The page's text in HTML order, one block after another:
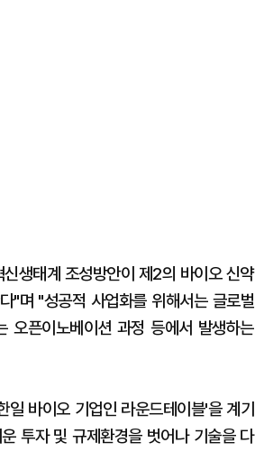
생태계 조성방안이 제2의 바이오 신약
"며 "성공적 사업화를 위해서는 글로벌
오픈이노베이션 과정 등에서 발생하는
바이오 기업인 라운드테이블'을 계기
투자 및 규제환경을 벗어나 기술을 다